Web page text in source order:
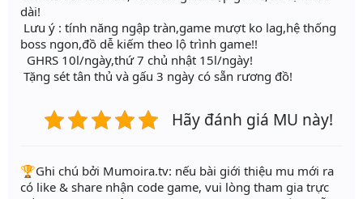
dài!
Lưu ý : tính năng ngập tràn,game mượt ko lag,hệ thống
boss ngon,đồ dễ kiếm theo lộ trình game!!
GHRS 10l/ngày,thứ 7 chủ nhật 15l/ngày!
Tặng sét tân thủ và gấu 3 ngày có sẵn rương đồ!
Hãy đánh giá MU này!
️🏆Ghi chú bởi Mumoira.tv: nếu bài giới thiệu mu mới ra
có like & share nhận code game, vui lòng tham gia trực